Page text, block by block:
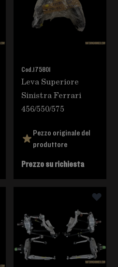
Cod.175801
Leva Superiore
Sinistra Ferrari
456/550/575
Pezzo originale del
produttore
Prezzo su richiesta